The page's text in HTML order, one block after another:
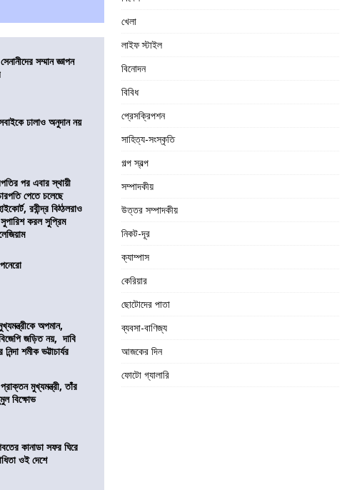
সম্মান জ্ঞাপন
ঢালাও অনুদান নয়
পর এবার স্থায়ী
পেতে চলেছে
রবীন্দ্র বিঠ্ঠলরাও
করল সুপ্রিম
অপমান,
জড়িত নয়, দাবি
শমীক ভট্টাচার্যর
মুখ্যমন্ত্রী, তাঁর
বিক্ষোভ
কানাডা সফর ঘিরে
ওই দেশে
খেলা
লাইফ স্টাইল
বিনোদন
বিবিধ
প্রেসক্রিপশন
সাহিত্য-সংস্কৃতি
গল্প স্বল্প
সম্পাদকীয়
উত্তর সম্পাদকীয়
নিকট-দূর
ক্যাম্পাস
কেরিয়ার
ছোটোদের পাতা
ব্যবসা-বাণিজ্য
আজকের দিন
ফোটো গ্যালারি